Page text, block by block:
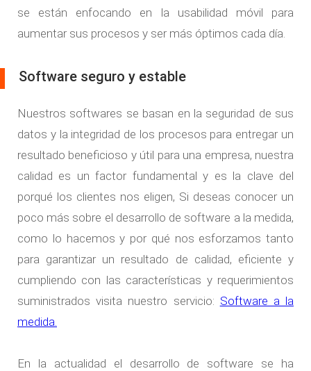
se están enfocando en la usabilidad móvil para
aumentar sus procesos y ser más óptimos cada día.
Software seguro y estable
Nuestros softwares se basan en la seguridad de sus
datos y la integridad de los procesos para entregar un
resultado beneficioso y útil para una empresa, nuestra
calidad es un factor fundamental y es la clave del
porqué los clientes nos eligen, Si deseas conocer un
poco más sobre el desarrollo de software a la medida,
como lo hacemos y por qué nos esforzamos tanto
para garantizar un resultado de calidad, eficiente y
cumpliendo con las características y requerimientos
suministrados visita nuestro servicio: Software a la
medida.
En la actualidad el desarrollo de software se ha